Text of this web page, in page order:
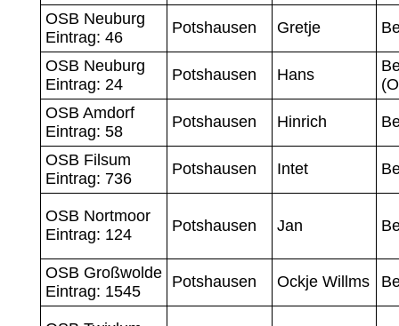
OSB Neuburg
Eintrag: 46
Potshausen Gretje
OSB Neuburg
Eintrag: 24
Potshausen Hans
OSB Amdorf
Eintrag: 58
Potshausen Hinrich
OSB Filsum
Eintrag: 736
Potshausen Intet
OSB Nortmoor
Eintrag: 124
Potshausen Jan
OSB Großwolde
Eintrag: 1545
Potshausen Ockje Willms